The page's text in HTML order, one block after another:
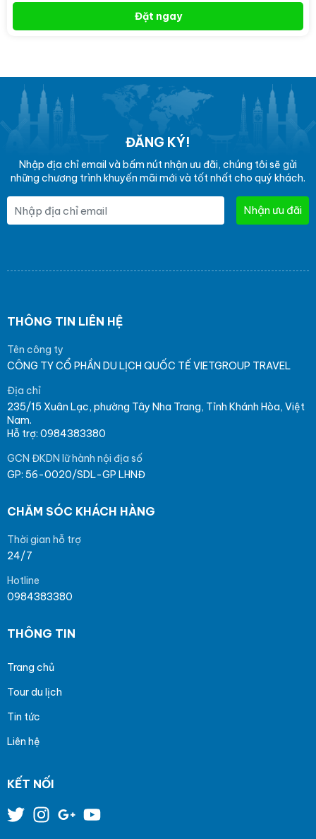
Đặt ngay
ĐĂNG KÝ!
Nhập địa chỉ email và bấm nút nhận ưu đãi, chúng tôi sẽ gửi
những chương trình khuyến mãi mới và tốt nhất cho quý khách.
Nhận ưu đãi
THÔNG TIN LIÊN HỆ
Tên công ty
CÔNG TY CỔ PHẦN DU LỊCH QUỐC TẾ VIETGROUP TRAVEL
Địa chỉ
235/15 Xuân Lạc, phường Tây Nha Trang, Tỉnh Khánh Hòa, Việt
Nam.
Hỗ trợ: 0984383380
GCN ĐKDN lữ hành nội địa số
GP: 56-0020/SDL-GP LHNĐ
CHĂM SÓC KHÁCH HÀNG
Thời gian hỗ trợ
24/7
Hotline
0984383380
THÔNG TIN
Trang chủ
Tour du lịch
Tin tức
Liên hệ
KẾT NỐI